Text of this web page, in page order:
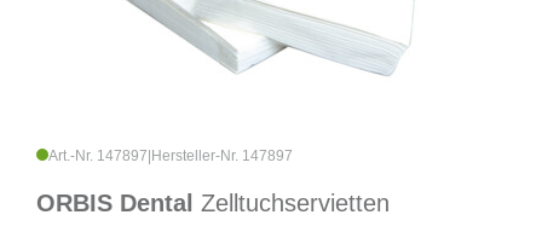
Art.-Nr. 147897 Hersteller-Nr. 147897
ORBIS Dental Zelltuchservietten